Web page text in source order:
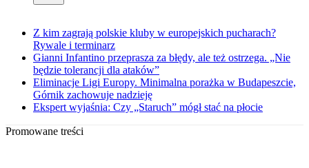
Z kim zagrają polskie kluby w europejskich pucharach?
Rywale i terminarz
Gianni Infantino przeprasza za błędy, ale też ostrzega. „Nie
będzie tolerancji dla ataków”
Eliminacje Ligi Europy. Minimalna porażka w Budapeszcie,
Górnik zachowuje nadzieję
Ekspert wyjaśnia: Czy „Staruch” mógł stać na płocie
Promowane treści